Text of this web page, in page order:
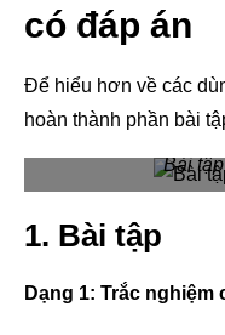
có đáp án
Để hiểu hơn về các
hoàn thành phần bài
Bài
1. Bài tập
Dạng 1: Trắc nghiệm